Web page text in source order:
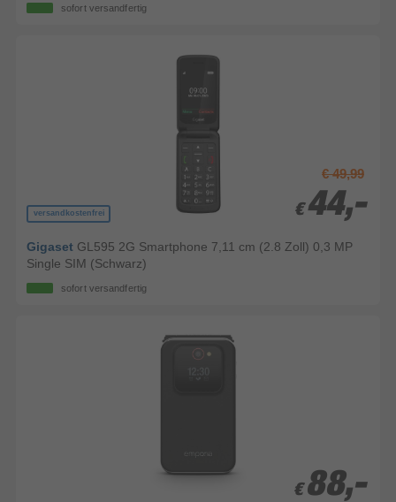
sofort versandfertig
versandkostenfrei
€ 49,99
€ 44,-
€ 44,-
Gigaset GL595 2G Smartphone 7,11 cm (2.8 Zoll) 0,3 MP
Single SIM (Schwarz)
sofort versandfertig
€ 88,-
€ 88,-